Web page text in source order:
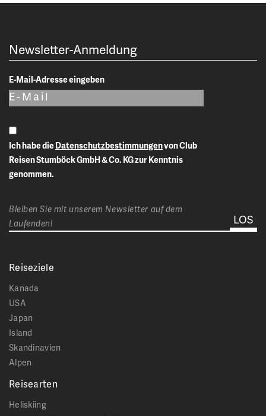
Newsletter-Anmeldung
E-Mail-Adresse eingeben
Ich habe dieDatenschutzbestimmungen
Reisen Stumböck GmbH & Co. KG zur Kenntnis
genommen.
Bleiben Sie mit unserem Newsletter auf dem
Laufenden!
Reiseziele
Kanada
USA
Japan
Island
Skandinavien
Alpen
Reisearten
Heliskiing